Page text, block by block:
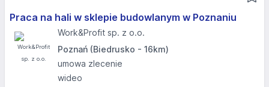
Praca na hali w sklepie budowlanym w Poznaniu
Work&Profit sp. z o.o.
Poznań (Biedrusko - 16km)
umowa zlecenie
wideo